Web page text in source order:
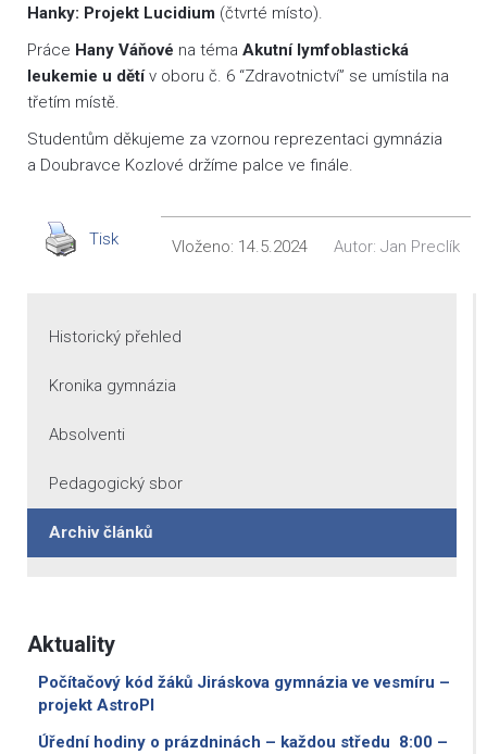
Hanky: Projekt Lucidium (čtvrté místo).
Práce Hany Váňové na téma Akutní lymfoblastická
leukemie u dětív oboru č. 6 “Zdravotnictví” se umístila na
třetím místě.
Studentům děkujeme za vzornou reprezentaci gymnázia
a Doubravce Kozlové držíme palce ve finále.
Tisk Vloženo: 14.5.2024 Autor: Jan Preclík
Historický přehled
Kronika gymnázia
Absolventi
Pedagogický sbor
Archiv článků
Aktuality
Počítačový kód žáků Jiráskova gymnázia ve vesmíru –
projekt AstroPI
Úřední hodiny o prázdninách – každou středu 8:00 –